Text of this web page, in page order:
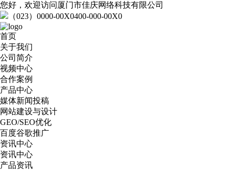
您好，欢迎访问厦门市佳庆网络科技有限公司
（023）0000-00X0400-000-00X0
首页
关于我们
公司简介
视频中心
合作案例
产品中心
媒体新闻投稿
网站建设与设计
GEO/SEO优化
百度谷歌推广
资讯中心
资讯中心
产品资讯